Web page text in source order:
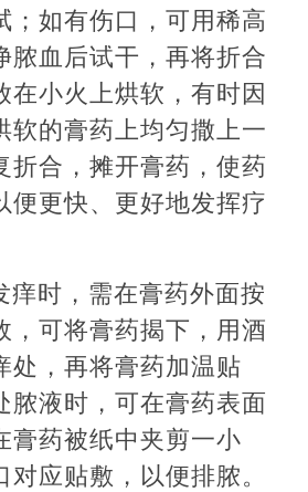
；如有伤口，可用稀高
脓血后试干，再将折合
在小火上烘软，有时因
软的膏药上均匀撒上一
折合，摊开膏药，使药
便更快、更好地发挥疗
痒时，需在膏药外面按
，可将膏药揭下，用酒
处，再将膏药加温贴
脓液时，可在膏药表面
膏药被纸中夹剪一小
应贴敷，以便排脓。